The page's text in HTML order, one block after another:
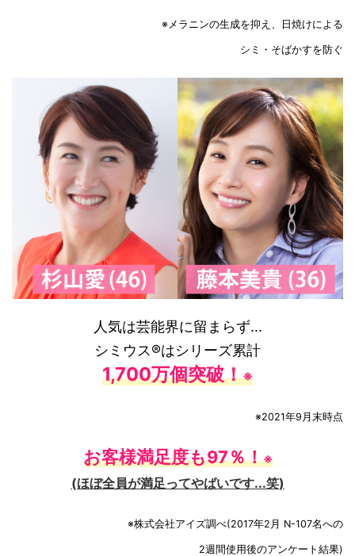
※メラニンの生成を抑え、日焼けによる
シミ・そばかすを防ぐ
人気は芸能界に留まらず...
シミウス®はシリーズ累計
1,700万個突破！※
※2021年9月末時点
お客様満足度も97％！※
(ほぼ全員が満足ってやばいです...笑)
※株式会社アイズ調べ(2017年2月 N-107名への
2週間使用後のアンケート結果)